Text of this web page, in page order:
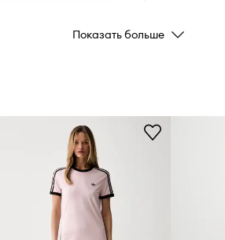
Бренд
ID Товара
Показать больше